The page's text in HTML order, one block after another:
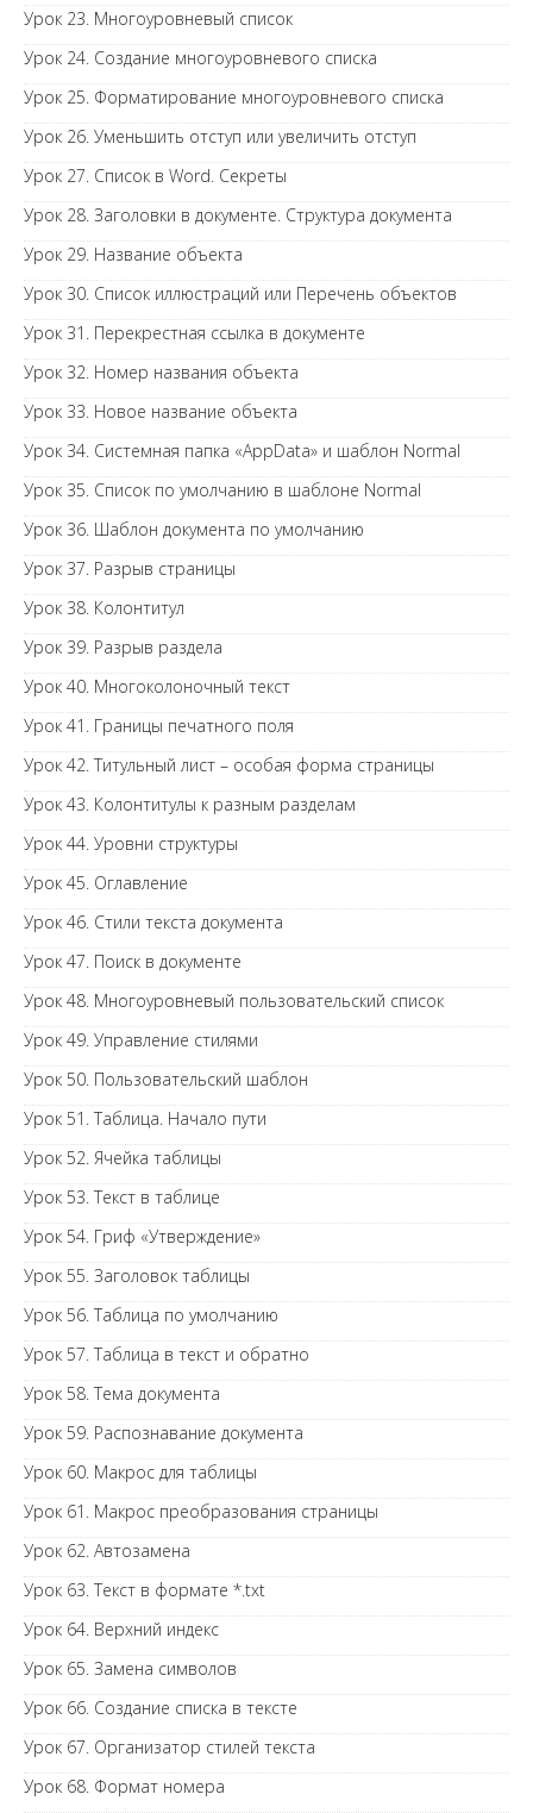
Урок 23. Многоуровневый список
Урок 24. Создание многоуровневого списка
Урок 25. Форматирование многоуровневого списка
Урок 26. Уменьшить отступ или увеличить отступ
Урок 27. Список в Word. Секреты
Урок 28. Заголовки в документе. Структура документа
Урок 29. Название объекта
Урок 30. Список иллюстраций или Перечень объектов
Урок 31. Перекрестная ссылка в документе
Урок 32. Номер названия объекта
Урок 33. Новое название объекта
Урок 34. Системная папка «AppData» и шаблон Normal
Урок 35. Список по умолчанию в шаблоне Normal
Урок 36. Шаблон документа по умолчанию
Урок 37. Разрыв страницы
Урок 38. Колонтитул
Урок 39. Разрыв раздела
Урок 40. Многоколоночный текст
Урок 41. Границы печатного поля
Урок 42. Титульный лист – особая форма страницы
Урок 43. Колонтитулы к разным разделам
Урок 44. Уровни структуры
Урок 45. Оглавление
Урок 46. Стили текста документа
Урок 47. Поиск в документе
Урок 48. Многоуровневый пользовательский список
Урок 49. Управление стилями
Урок 50. Пользовательский шаблон
Урок 51. Таблица. Начало пути
Урок 52. Ячейка таблицы
Урок 53. Текст в таблице
Урок 54. Гриф «Утверждение»
Урок 55. Заголовок таблицы
Урок 56. Таблица по умолчанию
Урок 57. Таблица в текст и обратно
Урок 58. Тема документа
Урок 59. Распознавание документа
Урок 60. Макрос для таблицы
Урок 61. Макрос преобразования страницы
Урок 62. Автозамена
Урок 63. Текст в формате *.txt
Урок 64. Верхний индекс
Урок 65. Замена символов
Урок 66. Создание списка в тексте
Урок 67. Организатор стилей текста
Урок 68. Формат номера